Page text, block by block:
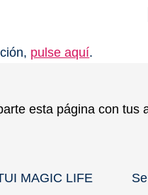
pulse aquí.
esta página con tus
MAGIC LIFE